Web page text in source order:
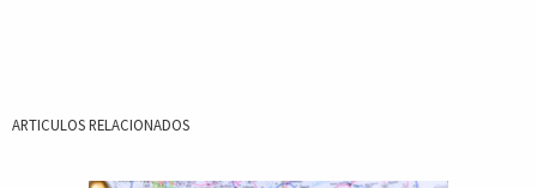
ARTICULOS RELACIONADOS